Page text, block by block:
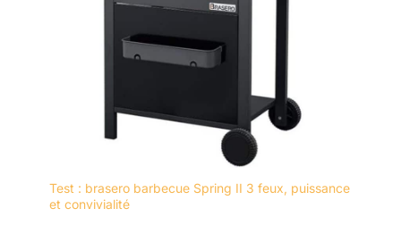
Test : brasero barbecue Spring II 3 feux, puissance
et convivialité